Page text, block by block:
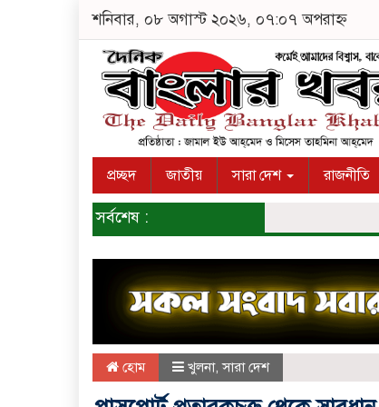
শনিবার, ০৮ অগাস্ট ২০২৬, ০৭:০৭ অপরাহ্ন
প্রচ্ছদ জাতীয় সারা দেশ রাজনীতি
সর্বশেষ :
হোম খুলনা,সারা দেশ